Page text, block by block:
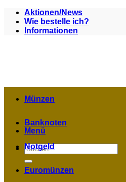
Zum
Inhalt
springen
Aktionen/News
Wie bestelle ich?
Informationen
Menü
Suchen
nach:
Münzen
Banknoten
Notgeld
Euromünzen